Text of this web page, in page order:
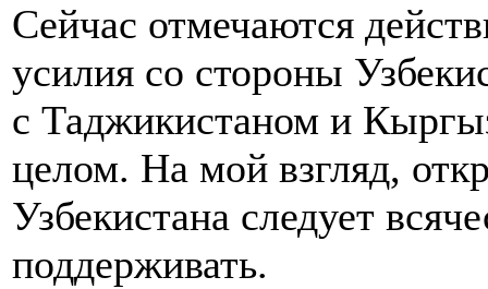
Сейчас отмечаются
усилия со стороны
с Таджикистаном и
целом. На мой взгляд,
Узбекистана следует
поддерживать.